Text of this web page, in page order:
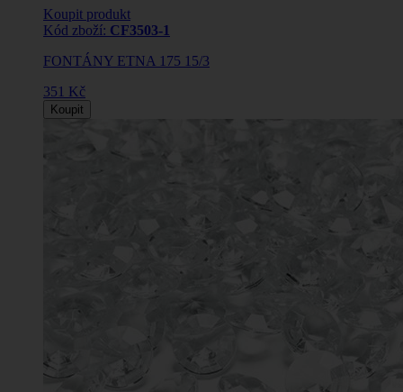
Koupit produkt
Kód zboží: CF3503-1
FONTÁNY ETNA 175 15/3
351 Kč
Koupit